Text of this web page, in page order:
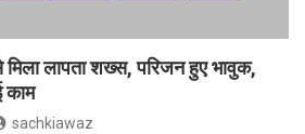
मिला लापता शख्स, परिजन हुए भावुक,
काम
sachkiawaz